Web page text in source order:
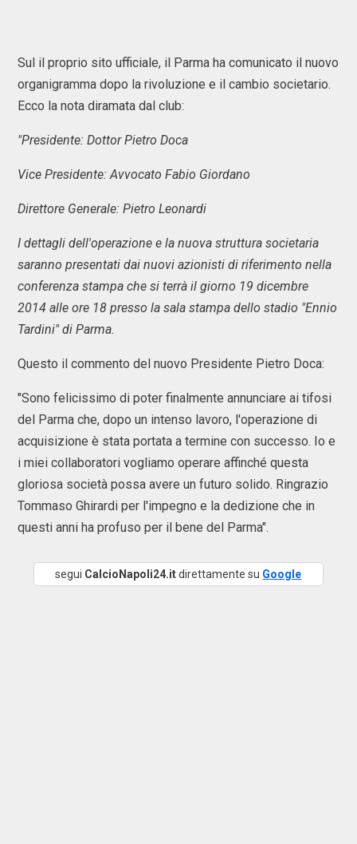
Sul il proprio sito ufficiale, il Parma ha comunicato il nuovo
organigramma dopo la rivoluzione e il cambio societario.
Ecco la nota diramata dal club:
"Presidente: Dottor Pietro Doca
Vice Presidente: Avvocato Fabio Giordano
Direttore Generale: Pietro Leonardi
I dettagli dell'operazione e la nuova struttura societaria
saranno presentati dai nuovi azionisti di riferimento nella
conferenza stampa che si terrà il giorno 19 dicembre
2014 alle ore 18 presso la sala stampa dello stadio "Ennio
Tardini" di Parma.
Questo il commento del nuovo Presidente Pietro Doca:
"Sono felicissimo di poter finalmente annunciare ai tifosi
del Parma che, dopo un intenso lavoro, l'operazione di
acquisizione è stata portata a termine con successo. Io e
i miei collaboratori vogliamo operare affinché questa
gloriosa società possa avere un futuro solido. Ringrazio
Tommaso Ghirardi per l'impegno e la dedizione che in
questi anni ha profuso per il bene del Parma".
segui CalcioNapoli24.itdirettamente su Google